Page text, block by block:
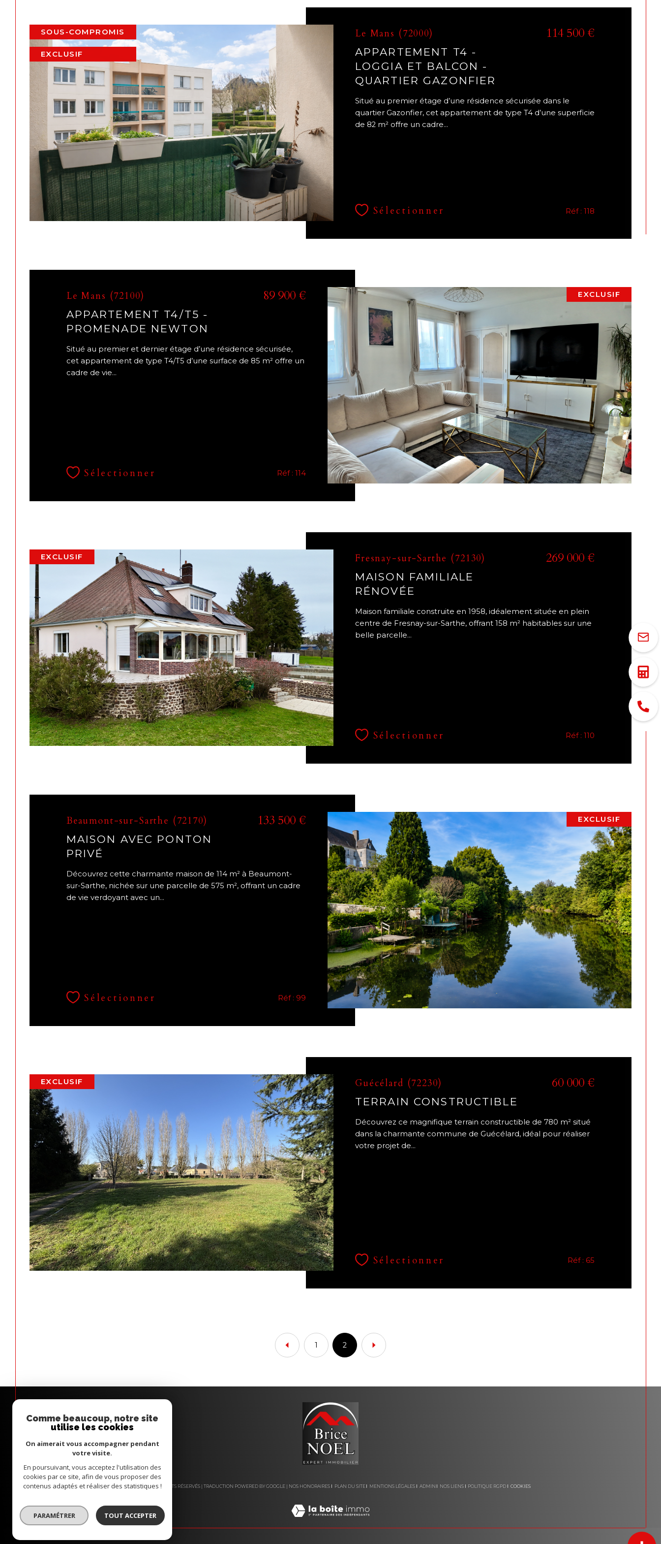
Le Mans (72000)
APPARTEMENT T4 -
LOGGIA ET BALCON -
QUARTIER GAZONFIER
114 500 €
Situé au premier étage d’une résidence sécurisée dans le
quartier Gazonfier, cet appartement de type T4 d’une superficie
de 82 m² offre un cadre...
Sélectionner Réf : 118
SOUS-COMPROMIS
EXCLUSIF
Le Mans (72100)
APPARTEMENT T4/T5 -
PROMENADE NEWTON
89 900 €
Situé au premier et dernier étage d’une résidence sécurisée,
cet appartement de type T4/T5 d’une surface de 85 m² offre un
cadre de vie...
Sélectionner Réf : 114
EXCLUSIF
Fresnay-sur-Sarthe (72130)
MAISON FAMILIALE
RÉNOVÉE
269 000 €
Maison familiale construite en 1958, idéalement située en plein
centre de Fresnay-sur-Sarthe, offrant 158 m² habitables sur une
belle parcelle...
Sélectionner Réf : 110
EXCLUSIF
Beaumont-sur-Sarthe (72170)
MAISON AVEC PONTON
PRIVÉ
133 500 €
Découvrez cette charmante maison de 114 m² à Beaumont-
sur-Sarthe, nichée sur une parcelle de 575 m², offrant un cadre
de vie verdoyant avec un...
Sélectionner Réf : 99
EXCLUSIF
Guécélard (72230)
TERRAIN CONSTRUCTIBLE
60 000 €
Découvrez ce magnifique terrain constructible de 780 m² situé
dans la charmante commune de Guécélard, idéal pour réaliser
votre projet de...
Sélectionner Réf : 65
EXCLUSIF
1 2
© 2026 | TOUS DROITS RÉSERVÉS | TRADUCTION POWERED BY GOOGLE | NOS HONORAIRES PLAN DU SITE MENTIONS LÉGALES ADMIN NOS LIENS POLITIQUE RGPD COOKIES
Comme beaucoup, notre site
utilise les cookies
On aimerait vous accompagner pendant
votre visite.
En poursuivant, vous acceptez l'utilisation des
cookies par ce site, afin de vous proposer des
contenus adaptés et réaliser des statistiques !
PARAMÉTRER TOUT ACCEPTER